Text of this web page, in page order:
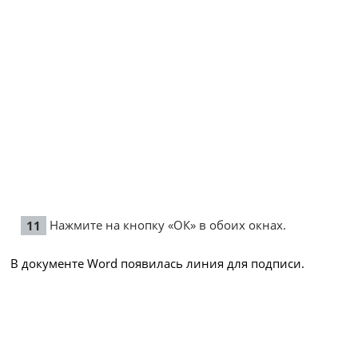
Нажмите на кнопку «ОК» в обоих окнах.
В документе Word появилась линия для подписи.